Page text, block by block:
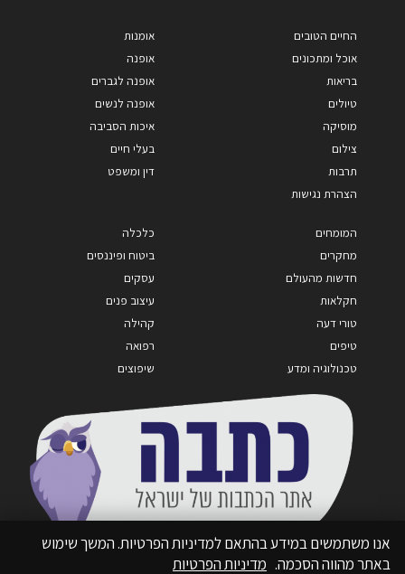
החיים הטובים
אוכל ומתכונים
בריאות
טיולים
מוסיקה
צילום
תרבות
הצהרת נגישות
אומנות
אופנה
אופנה לגברים
אופנה לנשים
איכות הסביבה
בעלי חיים
דין ומשפט
המומחים
מחקרים
חדשות מהעולם
חקלאות
טורי דעה
טיפים
טכנולוגיה ומדע
כלכלה
ביטוח ופיננסים
עסקים
עיצוב פנים
קהילה
רפואה
שיפוצים
אנו משתמשים במידע בהתאם למדיניות הפרטיות. המשך שימוש
באתר מהווה הסכמה. מדיניות הפרטיות